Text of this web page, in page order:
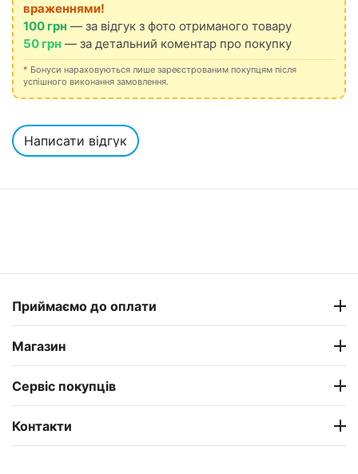
враженнями!
100 грн — за відгук з фото отриманого товару
50 грн — за детальний коментар про покупку
* Бонуси нараховуються лише зареєстрованим покупцям після
успішного виконання замовлення.
Написати відгук
Приймаємо до оплати
Магазин
Сервіс покупців
Контакти